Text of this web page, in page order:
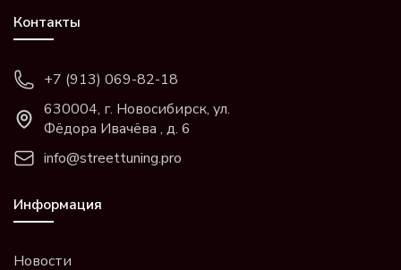
Контакты
+7 (913) 069-82-18
630004, г. Новосибирск, ул.
Фёдора Ивачёва , д. 6
info@streettuning.pro
Информация
Новости